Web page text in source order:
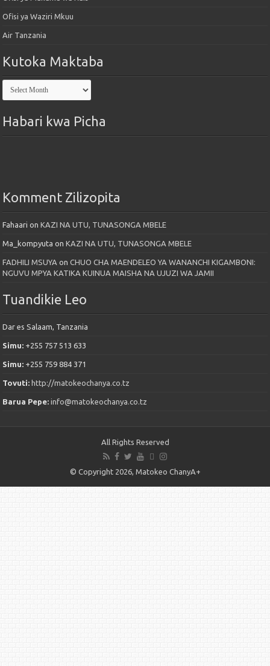
Ofisi ya Waziri Mkuu
Air Tanzania
Kutoka Maktaba
Kutoka
Maktaba
Habari kwa Picha
Komment Zilizopita
Fahaari onKAZI NA UTU, TUNASONGA MBELE
Ma_kompyuta onKAZI NA UTU, TUNASONGA MBELE
FADHILI MSUYA onCHUO CHA MAENDELEO YA WANANCHI KIGAMBONI:
NGUVU MPYA KATIKA KUINUA MAISHA NA UJUZI WA JAMII
Tuandikie Leo
Dar es Salaam, Tanzania
Simu: +255 757 513 633
Simu: +255 759 884 371
Tovuti:http://matokeochanya.co.tz
Barua Pepe:info@matokeochanya.co.tz
All Rights Reserved
© Copyright 2026, Matokeo ChanyA+